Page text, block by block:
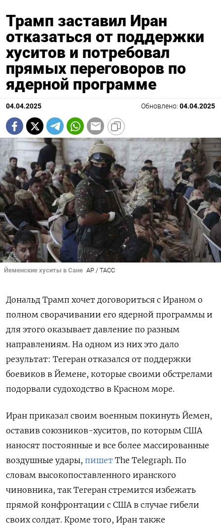
Подписывайтесь на The Moscow
Times в Telegram —
@moscowtimes_ru
Трамп заставил Иран
отказаться от поддержки
хуситов и потребовал
прямых переговоров по
ядерной программе
04.04.2025 Обновлено: 04.04.2025
Йеменские хуситы в Сане AP / ТАСС
Дональд Трамп хочет договориться с Ираном о
полном сворачивании его ядерной программы и
для этого оказывает давление по разным
направлениям. На одном из них это дало
результат: Тегеран отказался от поддержки
боевиков в Йемене, которые своими обстрелами
подорвали судоходство в Красном море.
Иран приказал своим военным покинуть Йемен,
оставив союзников-хуситов, по которым США
наносят постоянные и все более массированные
воздушные удары, пишет The Telegraph. По
словам высокопоставленного иранского
чиновника, так Тегеран стремится избежать
прямой конфронтации с США в случае гибели
своих солдат. Кроме того, Иран также